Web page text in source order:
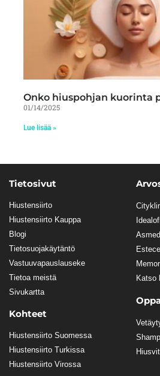
Onko hiuspohjan kuorinta
01/14/2025
Lue lisää »
Tietosivut
Hiustensiirto
Hiustensiirto Kauppa
Blogi
Tietosuojakäytäntö
Vastuuvapauslauseke
Tietoa meistä
Sivukartta
Kohteet
Hiustensiirto Suomessa
Hiustensiirto Turkissa
Hiustensiirto Virossa
Asmed
Katso